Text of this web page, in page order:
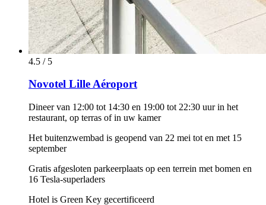
4.5 / 5
Novotel Lille Aéroport
Dineer van 12:00 tot 14:30 en 19:00 tot 22:30 uur in het
restaurant, op terras of in uw kamer
Het buitenzwembad is geopend van 22 mei tot en met 15
september
Gratis afgesloten parkeerplaats op een terrein met bomen en
16 Tesla-superladers
Hotel is Green Key gecertificeerd